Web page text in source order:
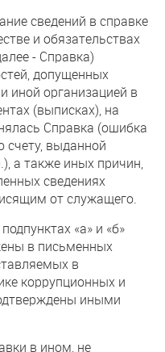
сведений в справке
и обязательствах
- Справка)
допущенных
иной организацией в
(выписках), на
Справка (ошибка
выданной
а также иных причин,
сведениях
от служащего.
«а» и «б»
в письменных
в
коррупционных и
иными
в ином, не